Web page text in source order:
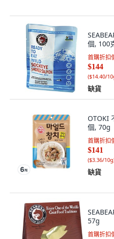
個, 100
首購折扣
$144
($14.40/
缺貨
OTOKI
個, 70g
首購折扣
$141
($3.36/10g
缺貨
57g
首購折扣